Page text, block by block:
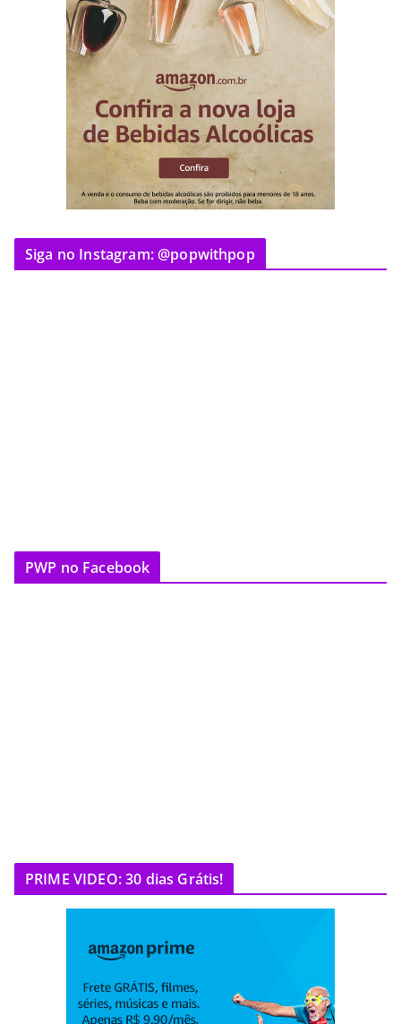
Siga no Instagram: @popwithpop
PWP no Facebook
PRIME VIDEO: 30 dias Grátis!